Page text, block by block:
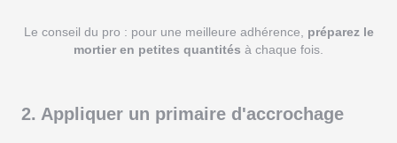
Le conseil du pro : pour une meilleure adhérence, préparez le
mortier en petites quantités à chaque fois.
2. Appliquer un primaire d'accrochage